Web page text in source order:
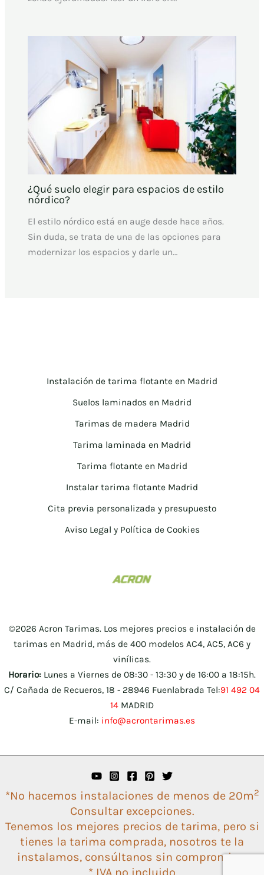
¿Qué suelo elegir para espacios de estilo
nórdico?
El estilo nórdico está en auge desde hace años.
Sin duda, se trata de una de las opciones para
modernizar los espacios y darle un…
Instalación de tarima flotante en Madrid
Suelos laminados en Madrid
Tarimas de madera Madrid
Tarima laminada en Madrid
Tarima flotante en Madrid
Instalar tarima flotante Madrid
Cita previa personalizada y presupuesto
Aviso Legal y Política de Cookies
©2026 Acron Tarimas. Los mejores precios e instalación de
tarimas en Madrid, más de 400 modelos AC4, AC5, AC6 y
vinílicas.
Horario: Lunes a Viernes de 08:30 - 13:30 y de 16:00 a 18:15h.
C/ Cañada de Recueros, 18 - 28946 Fuenlabrada Tel:91 492 04
14 MADRID
E-mail: info@acrontarimas.es
*No hacemos instalaciones de menos de 20m2
Consultar excepciones.
Tenemos los mejores precios de tarima, pero si
tienes la tarima comprada, nosotros te la
instalamos, consúltanos sin compromiso.